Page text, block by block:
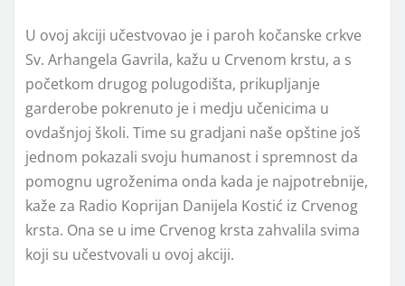
U ovoj akciji učestvovao je i paroh kočanske crkve
Sv. Arhangela Gavrila, kažu u Crvenom krstu, a s
početkom drugog polugodišta, prikupljanje
garderobe pokrenuto je i medju učenicima u
ovdašnjoj školi. Time su gradjani naše opštine još
jednom pokazali svoju humanost i spremnost da
pomognu ugroženima onda kada je najpotrebnije,
kaže za Radio Koprijan Danijela Kostić iz Crvenog
krsta. Ona se u ime Crvenog krsta zahvalila svima
koji su učestvovali u ovoj akciji.